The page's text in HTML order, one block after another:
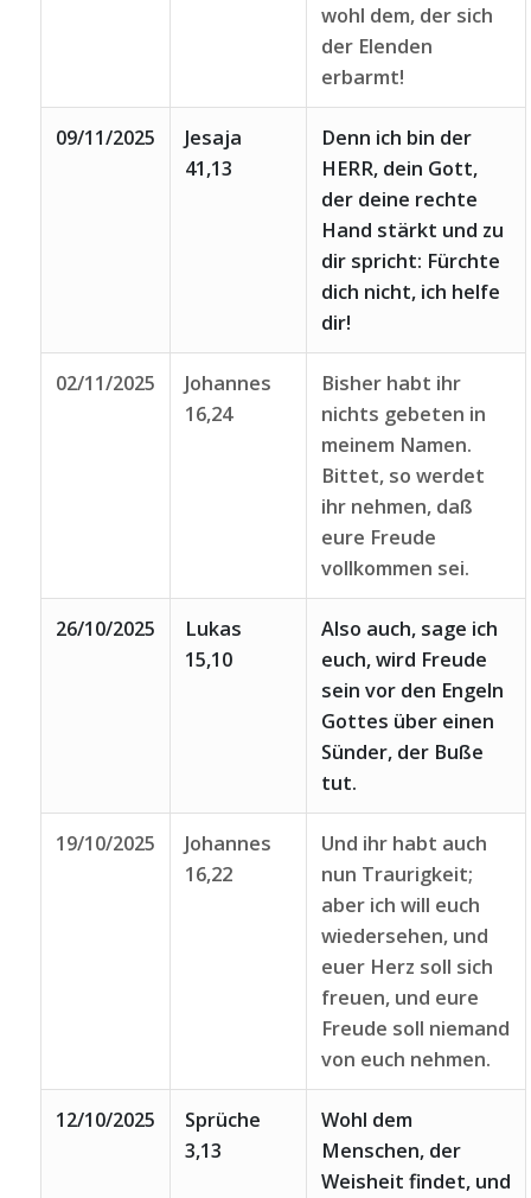
wohl dem, der sich
der Elenden
erbarmt!
09/11/2025
Jesaja
41,13
Denn ich bin der
HERR, dein Gott,
der deine rechte
Hand stärkt und zu
dir spricht: Fürchte
dich nicht, ich helfe
dir!
02/11/2025
Johannes
16,24
Bisher habt ihr
nichts gebeten in
meinem Namen.
Bittet, so werdet
ihr nehmen, daß
eure Freude
vollkommen sei.
26/10/2025
Lukas
15,10
Also auch, sage ich
euch, wird Freude
sein vor den Engeln
Gottes über einen
Sünder, der Buße
tut.
19/10/2025
Johannes
16,22
Und ihr habt auch
nun Traurigkeit;
aber ich will euch
wiedersehen, und
euer Herz soll sich
freuen, und eure
Freude soll niemand
von euch nehmen.
12/10/2025
Sprüche
3,13
Wohl dem
Menschen, der
Weisheit findet, und